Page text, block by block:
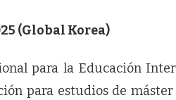
(Global Korea)
para la Educación
para estudios de